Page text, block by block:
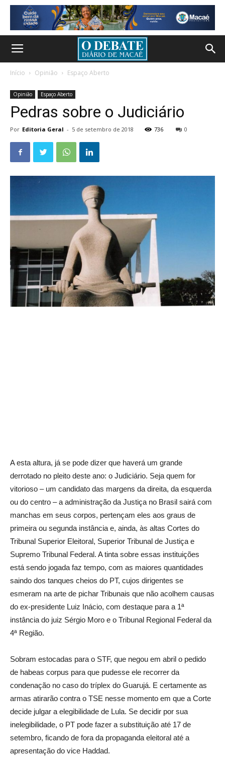
Início Opinião Espaço Aberto
Opinião Espaço Aberto
Pedras sobre o Judiciário
Por Editoria Geral - 5 de setembro de 2018 736 0
A esta altura, já se pode dizer que haverá um grande
derrotado no pleito deste ano: o Judiciário. Seja quem for
vitorioso – um candidato das margens da direita, da esquerda
ou do centro – a administração da Justiça no Brasil sairá com
manchas em seus corpos, pertençam eles aos graus de
primeira ou segunda instância e, ainda, às altas Cortes do
Tribunal Superior Eleitoral, Superior Tribunal de Justiça e
Supremo Tribunal Federal. A tinta sobre essas instituições
está sendo jogada faz tempo, com as maiores quantidades
saindo dos tanques cheios do PT, cujos dirigentes se
esmeram na arte de pichar Tribunais que não acolhem causas
do ex-presidente Luiz Inácio, com destaque para a 1ª
instância do juiz Sérgio Moro e o Tribunal Regional Federal da
4ª Região.
Sobram estocadas para o STF, que negou em abril o pedido
de habeas corpus para que pudesse ele recorrer da
condenação no caso do tríplex do Guarujá. E certamente as
armas atirarão contra o TSE nesse momento em que a Corte
decide julgar a elegibilidade de Lula. Se decidir por sua
inelegibilidade, o PT pode fazer a substituição até 17 de
setembro, ficando de fora da propaganda eleitoral até a
apresentação do vice Haddad.